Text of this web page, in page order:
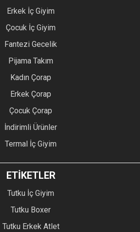
Erkek İç Giyim
Çocuk İç Giyim
Fantezi Gecelik
Pijama Takım
Kadın Çorap
Erkek Çorap
Çocuk Çorap
İndirimli Ürünler
Termal İç Giyim
ETİKETLER
Tutku İç Giyim
Tutku Boxer
Tutku Erkek Atlet